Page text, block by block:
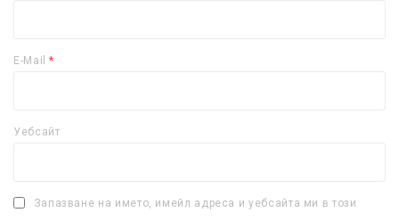
E-Mail*
Уебсайт
Запазване на името, имейл адреса и уебсайта ми в този